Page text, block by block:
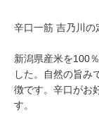
辛口一筋 吉乃川の
新潟県産米を100
した。自然の旨み
徴です。辛口がお
す。